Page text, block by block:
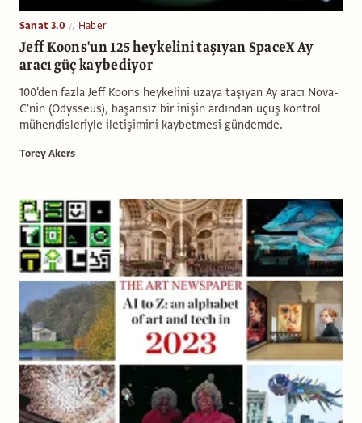
Sanat 3.0 Haber
Jeff Koons'un 125 heykelini taşıyan SpaceX Ay
aracı güç kaybediyor
100'den fazla Jeff Koons heykelini uzaya taşıyan Ay aracı Nova-
C'nin (Odysseus), başarısız bir inişin ardından uçuş kontrol
mühendisleriyle iletişimini kaybetmesi gündemde.
Torey Akers